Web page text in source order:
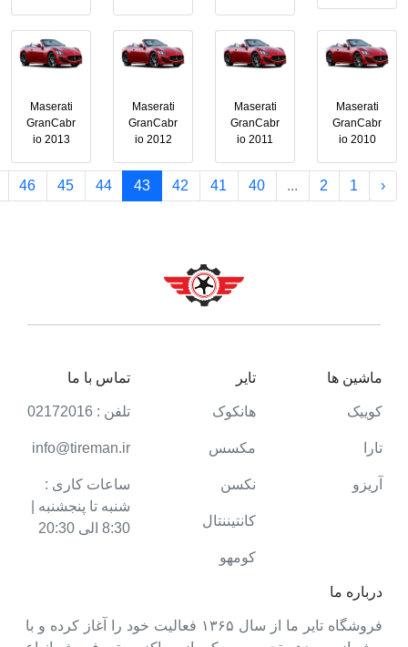
Maserati
GranCabr
io 2010
Maserati
GranCabr
io 2011
Maserati
GranCabr
io 2012
Maserati
GranCabr
io 2013
‹
1
2
...
40
41
42
43
44
45
46
درباره ما
فروشگاه تایر ما از سال ۱۳۶۵ فعالیت خود را آغاز کرده و با
ماشین ها
کوییک
تارا
آریزو
تایر
هانکوک
مکسس
نکسن
کانتیننتال
کومهو
تماس با ما
تلفن : 02172016
info@tireman.ir
ساعات کاری :
شنبه تا پنجشنبه |
8:30 الی 20:30